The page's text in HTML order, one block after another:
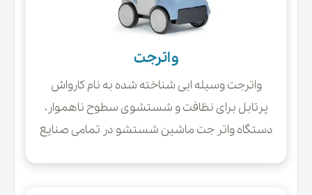
واترجت
واترجت وسیله ایی شناخته شده به نام کارواش
پرتابل برای نظافت و شستشوی سطوح ناهموار،
دستگاه واتر جت ماشین شستشو در تمامی صنایع